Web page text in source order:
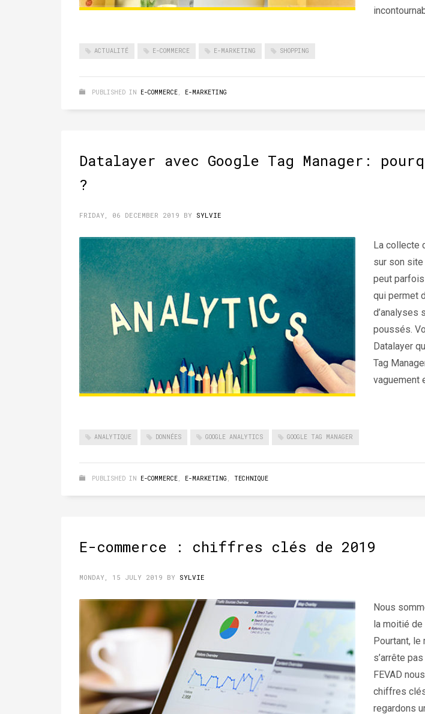
ACTUALITÉ E-COMMERCE E-MARKETING SHOPPING
PUBLISHED IN E-COMMERCE, E-MARKETING
Datalayer avec Google Tag Manager:
?
FRIDAY, 06 DECEMBER 2019 BY SYLVIE
La collecte
sur son site
peut
qui permet
d’analyses
poussés.
Datalayer
Tag
vaguement
ANALYTIQUE DONNÉES GOOGLE ANALYTICS GOOGLE TAG MANAGER
PUBLISHED IN E-COMMERCE, E-MARKETING , TECHNIQUE
E-commerce : chiffres clés de 2019
MONDAY, 15 JULY 2019 BY SYLVIE
Nous
la moitié de
Pourtant, le
s’arrête
FEVAD
chiffres
regardons